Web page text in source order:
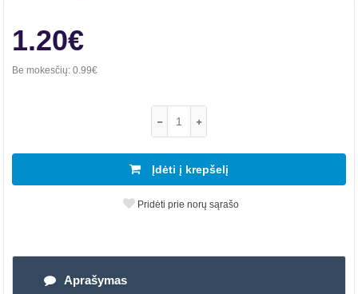
1.20€
Be mokesčių: 0.99€
Įdėti į krepšelį
Pridėti prie norų sąrašo
Aprašymas